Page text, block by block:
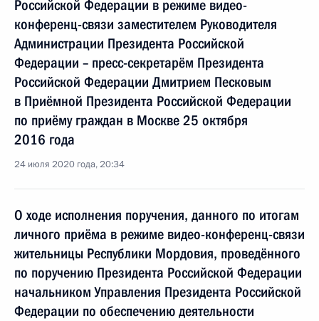
Российской Федерации в режиме видео-
конференц-связи заместителем Руководителя
Администрации Президента Российской
Федерации – пресс-секретарём Президента
Российской Федерации Дмитрием Песковым
в Приёмной Президента Российской Федерации
по приёму граждан в Москве 25 октября
2016 года
24 июля 2020 года, 20:34
О ходе исполнения поручения, данного по итогам
личного приёма в режиме видео-конференц-связи
жительницы Республики Мордовия, проведённого
по поручению Президента Российской Федерации
начальником Управления Президента Российской
Федерации по обеспечению деятельности